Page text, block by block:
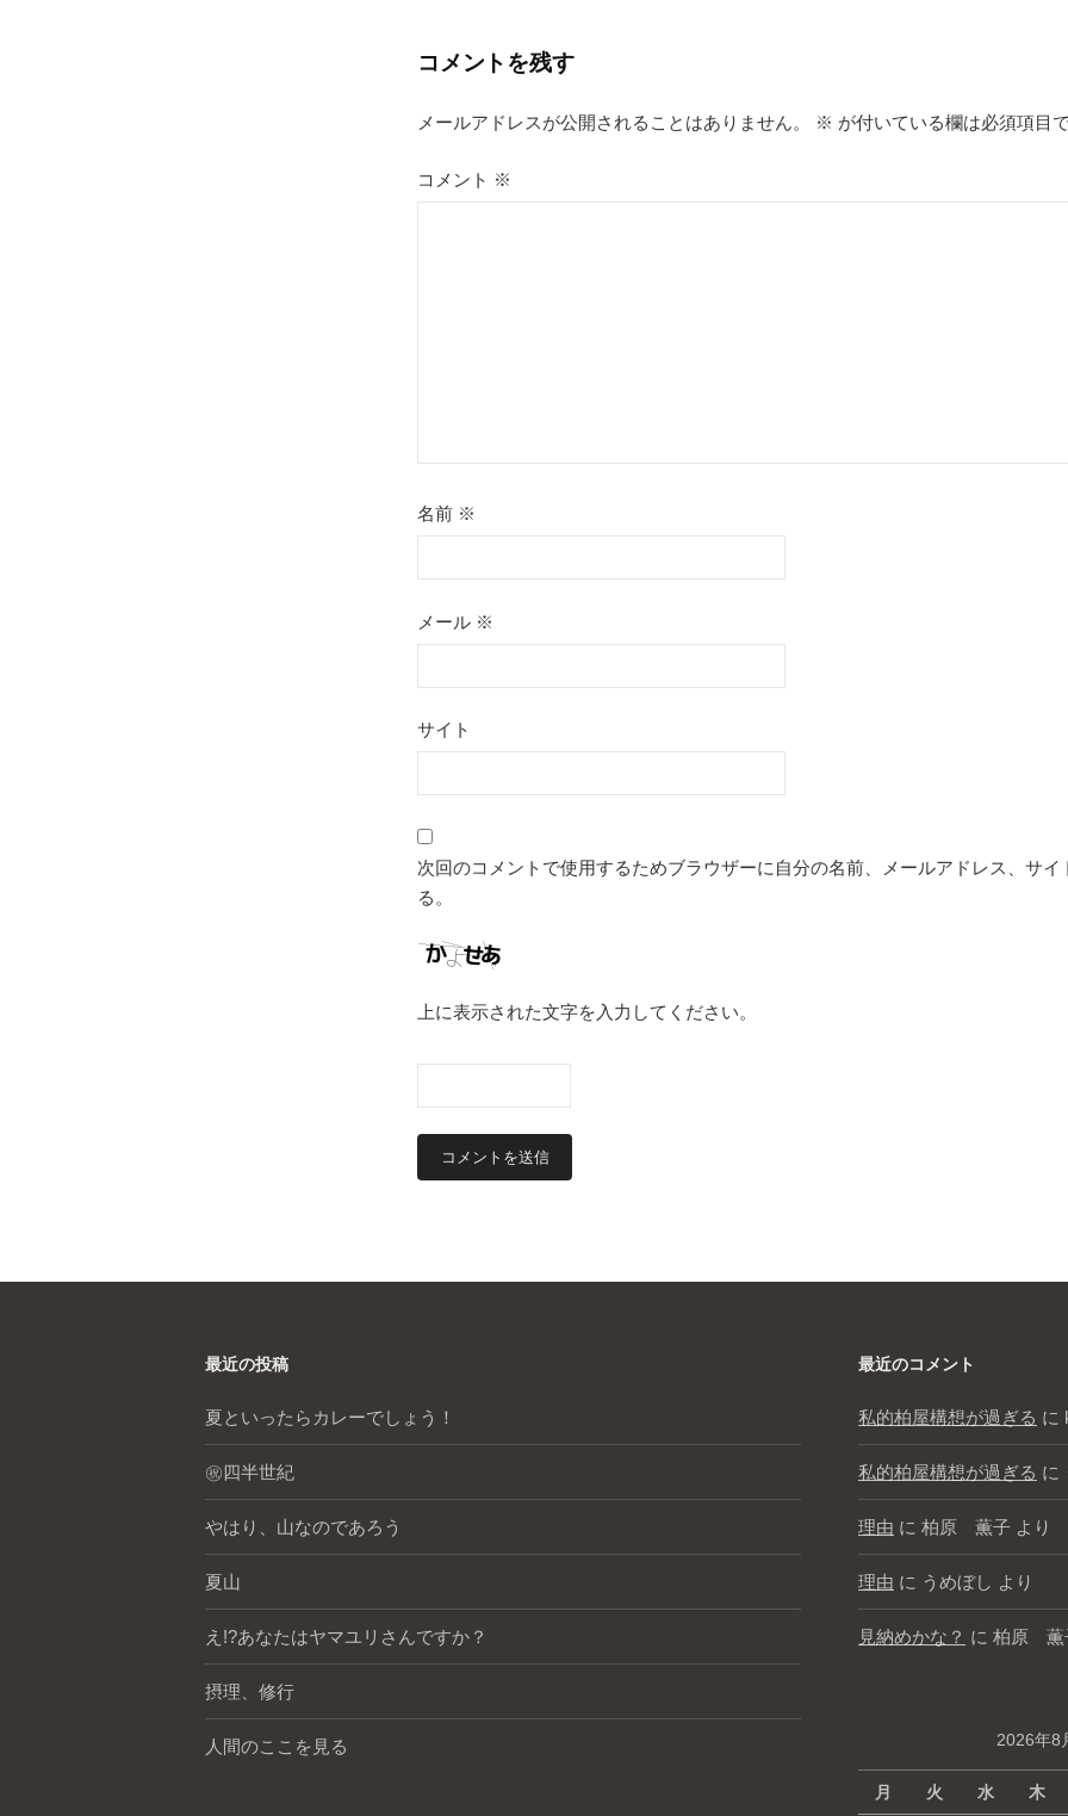
ビ
ゲ
ー
コメントを残す
メールアドレスが公開されることはありません。 ※ が付いている欄は必須項目
コメント ※
名前 ※
メール ※
サイト
次回のコメントで使用するためブラウザーに自分の名前、メールアドレス、サイ
る。
上に表示された文字を入力してください。
最近の投稿
夏といったらカレーでしょう！
㊗️四半世紀
やはり、山なのであろう
夏山
え!?あなたはヤマユリさんですか？
摂理、修行
人間のここを見る
最近のコメント
私的柏屋構想が過ぎる に
私的柏屋構想が過ぎる に
理由 に 柏原 薫子 より
理由 に うめぼし より
見納めかな？ に 柏原 薫
2026年8
月 火 水 木